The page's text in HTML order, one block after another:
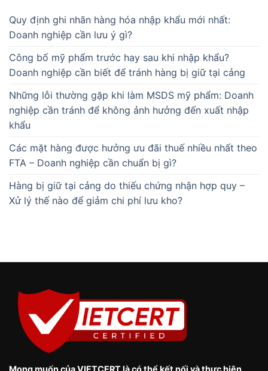
Quy định ghi nhãn hàng hóa nhập khẩu mới nhất:
Doanh nghiệp cần lưu ý gì?
Công bố mỹ phẩm trước hay sau khi nhập khẩu?
Doanh nghiệp cần biết để tránh hàng bị giữ tại cảng
Những lỗi thường gặp khi làm MSDS mỹ phẩm: Doanh
nghiệp cần tránh để không ảnh hưởng đến xuất nhập
khẩu
Các mặt hàng được hưởng ưu đãi thuế nhiều nhất theo
FTA – Doanh nghiệp cần chuẩn bị gì?
Hàng bị giữ tại cảng do thiếu chứng nhận hợp quy –
Xử lý thế nào để giảm chi phí lưu kho?